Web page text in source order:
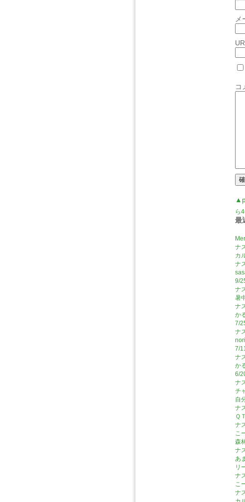
メ
コ
ら
最
ナ
カ
ナ
9/
ナ
暑
ナ
か
7/
ナ
nori
7/
ナ
か
6/
ナ
チ
自
ナ
ＱＴ
ナ
こ
森
ナ
あ
リ
ナ
こ
ナ